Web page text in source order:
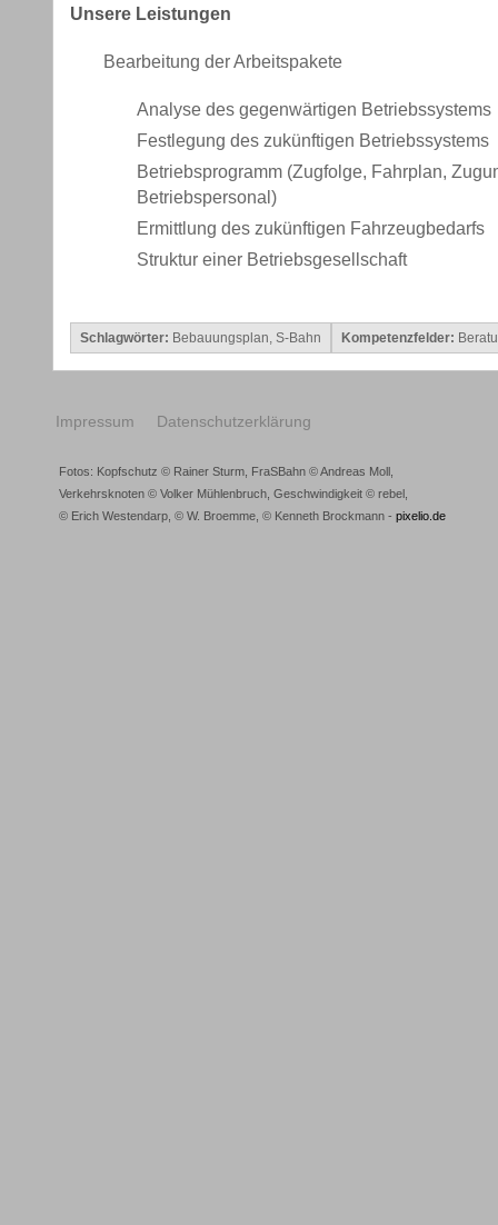
Unsere Leistungen
Bearbeitung der Arbeitspakete
Analyse des gegenwärtigen Betriebssystems
Festlegung des zukünftigen Betriebssystems
Betriebsprogramm (Zugfolge, Fahrplan,
Betriebspersonal)
Ermittlung des zukünftigen Fahrzeugbedarfs
Struktur einer Betriebsgesellschaft
Schlagwörter: Bebauungsplan, S-Bahn Kompetenzfelder:
Impressum Datenschutzerklärung
Fotos: Kopfschutz © Rainer Sturm, FraSBahn © Andreas Moll,
Verkehrsknoten © Volker Mühlenbruch, Geschwindigkeit © rebel,
© Erich Westendarp, © W. Broemme, © Kenneth Brockmann - pixelio.de